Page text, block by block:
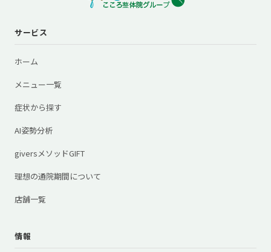
サービス
ホーム
メニュー一覧
症状から探す
AI姿勢分析
giversメソッドGIFT
理想の通院期間について
店舗一覧
情報